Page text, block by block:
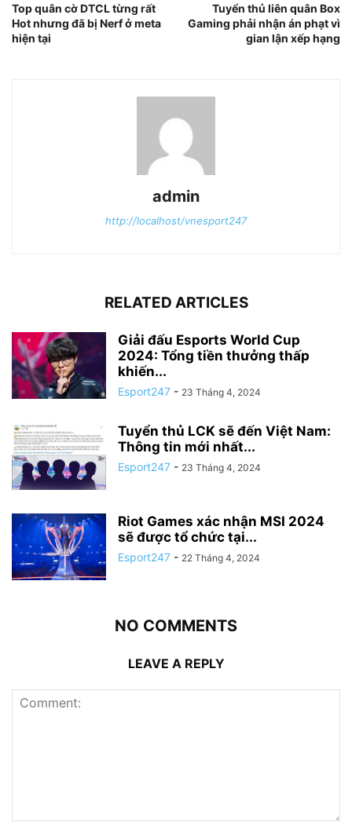
Top quân cờ DTCL từng rất
Hot nhưng đã bị Nerf ở meta
hiện tại
Tuyển thủ liên quân Box
Gaming phải nhận án phạt vì
gian lận xếp hạng
admin
http://localhost/vnesport247
RELATED ARTICLES
Giải đấu Esports World Cup
2024: Tổng tiền thưởng thấp
khiến...
Esport247 - 23 Tháng 4, 2024
Tuyển thủ LCK sẽ đến Việt Nam:
Thông tin mới nhất...
Esport247 - 23 Tháng 4, 2024
Riot Games xác nhận MSI 2024
sẽ được tổ chức tại...
Esport247 - 22 Tháng 4, 2024
NO COMMENTS
LEAVE A REPLY